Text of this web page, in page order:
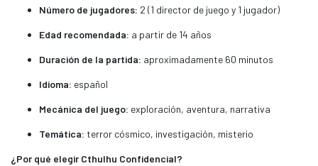
Número de jugadores: 2 (1 director de juego y 1 jugador)
Edad recomendada: a partir de 14 años
Duración de la partida: aproximadamente 60 minutos
Idioma: español
Mecánica del juego: exploración, aventura, narrativa
Temática: terror cósmico, investigación, misterio
¿Por qué elegir Cthulhu Confidencial?